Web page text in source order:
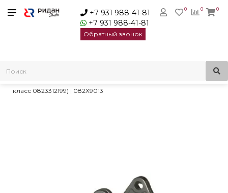
+7 931 988-41-81
+7 931 988-41-81
Обратный звонок
0
0 0
Трубопроводная арматура
Ridan ZKB Комплект контрольных стержней PN10 DN450(пр.
класс 0823312199) | 082X9013